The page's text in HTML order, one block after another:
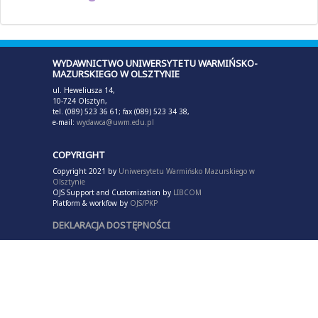
WYDAWNICTWO UNIWERSYTETU WARMIŃSKO-
MAZURSKIEGO W OLSZTYNIE
ul. Heweliusza 14,
10-724 Olsztyn,
tel. (089) 523 36 61; fax (089) 523 34 38,
e-mail: wydawca@uwm.edu.pl
COPYRIGHT
Copyright 2021 by Uniwersytetu Warmińsko Mazurskiego w
Olsztynie
OJS Support and Customization by LIBCOM
Platform & workfow by OJS/PKP
DEKLARACJA DOSTĘPNOŚCI